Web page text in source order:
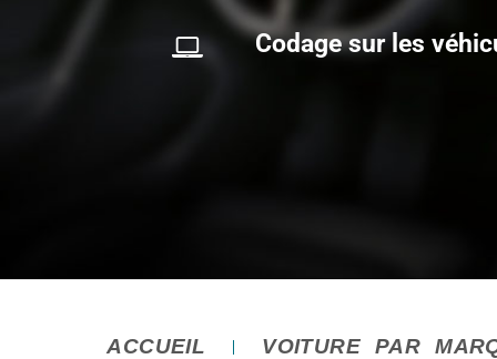
Codage sur les véhic
ACCUEIL VOITURE PAR